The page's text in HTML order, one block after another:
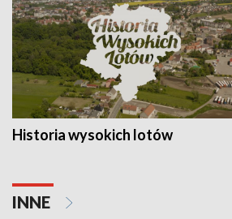
Historia wysokich lotów
INNE